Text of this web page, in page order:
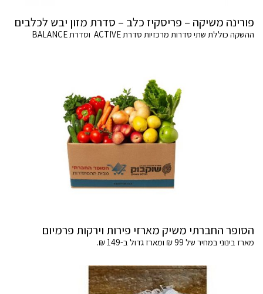
פורינה משיקה – פריסקיז כלב – סדרת מזון יבש לכלבים
ההשקה כוללת שתי סדרות מרכזיות סדרת ACTIVE וסדרת BALANCE
הסופר החברתי משיק מארזי פירות וירקות פרמיום
מארז בינוני במחיר של 99 ₪ ומארז גדול ב-149 ₪.